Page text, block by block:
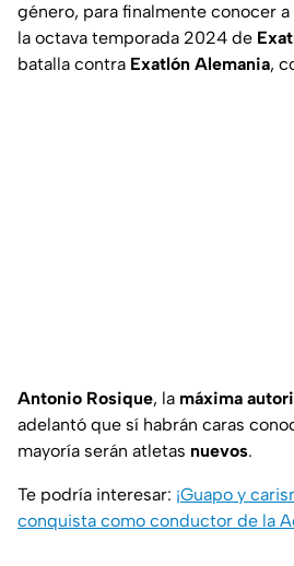
género, para finalmente conocer a
la octava temporada 2024 de
batalla contra Exatlón Alemania,
Antonio Rosique, la máxima
adelantó que sí habrán caras
mayoría serán atletas nuevos.
Te podría interesar: ¡Guapo y
conquista como conductor de la